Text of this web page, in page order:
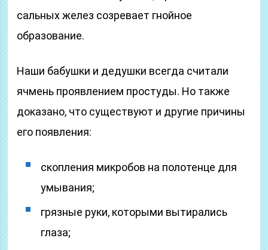
сальных желез созревает гнойное
образование.
Наши бабушки и дедушки всегда считали
ячмень проявлением простуды. Но также
доказано, что существуют и другие причины
его появления:
скопления микробов на полотенце для
умывания;
грязные руки, которыми вытирались
глаза;